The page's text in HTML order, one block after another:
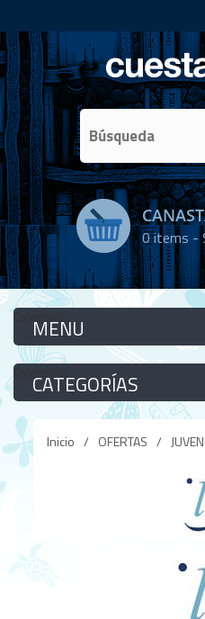
0items -
Categorías
Categorías
Inicio / OFERTAS /